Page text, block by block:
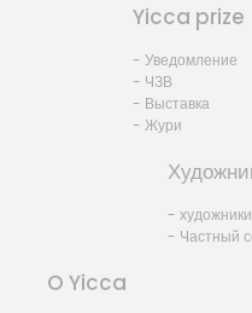
Yicca prize
- Уведомление
- ЧЗВ
- Выставка
- Жури
- художники
- Частный
O Yicca